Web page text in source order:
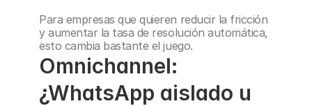
Para empresas que quieren reducir la fricción
y aumentar la tasa de resolución automática,
esto cambia bastante el juego.
Omnichannel:
¿WhatsApp aislado u